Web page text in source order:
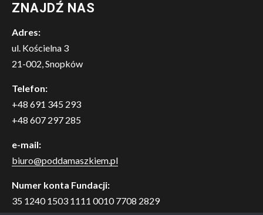
ZNAJDŹ NAS
Adres:
ul. Kościelna 3
21-002, Snopków
Telefon:
+48 691 345 293
+48 607 297 285
e-mail:
biuro@poddamaszkiem.pl
Numer konta Fundacji:
35 1240 1503 1111 0010 7708 2829